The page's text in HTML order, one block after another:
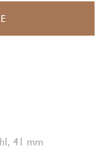
41 mm